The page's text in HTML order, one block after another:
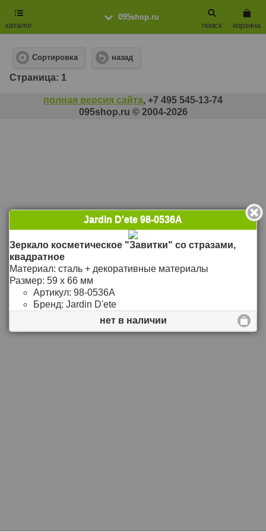
095shop.ru
каталог
корзина
поиск
Сортировка назад
Cтраница: 1
полная версия сайта, +7 495 545-13-74
095shop.ru © 2004-2026
Jardin D'ete 98-0536A
Зеркало косметическое "Завитки" со стразами,
квадратное
Материал: сталь + декоративные материалы
Размер: 59 х 66 мм
Артикул: 98-0536A
Бренд: Jardin D'ete
нет в наличии